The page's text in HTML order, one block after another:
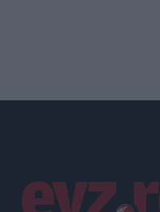
Linkuri utile